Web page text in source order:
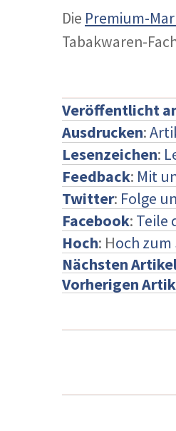
Die Premium-
Tabakwaren-
Veröffentlicht
Ausdrucken:
Lesenzeichen:
Feedback: Mit
Twitter: Folge
Facebook: Teile
Hoch: Hoch
Nächsten
Vorherigen